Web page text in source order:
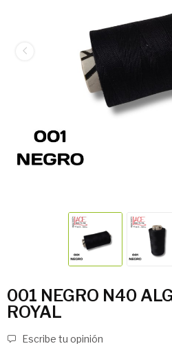
001 NEGRO N40
ROYAL
Escribe tu opinión